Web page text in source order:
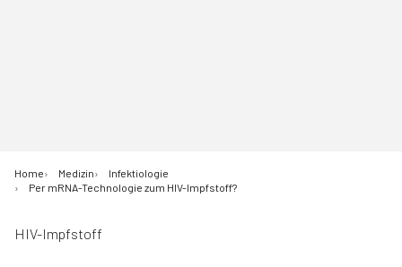
Home Medizin
Infektiologie
Per mRNA-Technologie zum HIV-Impfstoff?
HIV-Impfstoff